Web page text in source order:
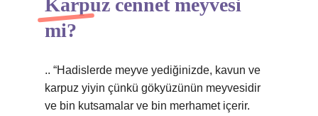
Karpuz cennet meyvesi
mi?
.. “Hadislerde meyve yediğinizde, kavun ve
karpuz yiyin çünkü gökyüzünün meyvesidir
ve bin kutsamalar ve bin merhamet içerir.